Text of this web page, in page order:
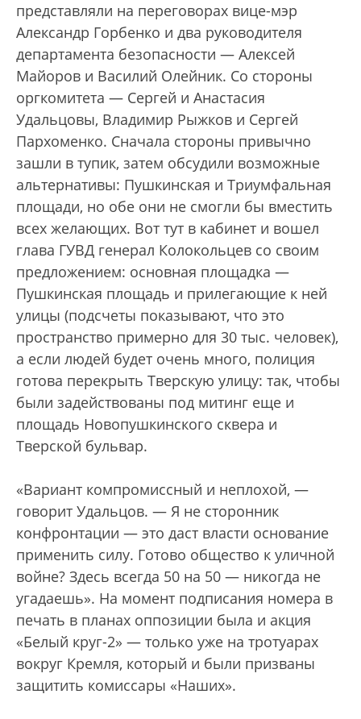
представляли на переговорах вице-мэр
Александр Горбенко и два руководителя
департамента безопасности — Алексей
Майоров и Василий Олейник. Со стороны
оргкомитета — Сергей и Анастасия
Удальцовы, Владимир Рыжков и Сергей
Пархоменко. Сначала стороны привычно
зашли в тупик, затем обсудили возможные
альтернативы: Пушкинская и Триумфальная
площади, но обе они не смогли бы вместить
всех желающих. Вот тут в кабинет и вошел
глава ГУВД генерал Колокольцев со своим
предложением: основная площадка —
Пушкинская площадь и прилегающие к ней
улицы (подсчеты показывают, что это
пространство примерно для 30 тыс. человек),
а если людей будет очень много, полиция
готова перекрыть Тверскую улицу: так, чтобы
были задействованы под митинг еще и
площадь Новопушкинского сквера и
Тверской бульвар.
«Вариант компромиссный и неплохой, —
говорит Удальцов. — Я не сторонник
конфронтации — это даст власти основание
применить силу. Готово общество к уличной
войне? Здесь всегда 50 на 50 — никогда не
угадаешь». На момент подписания номера в
печать в планах оппозиции была и акция
«Белый круг-2» — только уже на тротуарах
вокруг Кремля, который и были призваны
защитить комиссары «Наших».